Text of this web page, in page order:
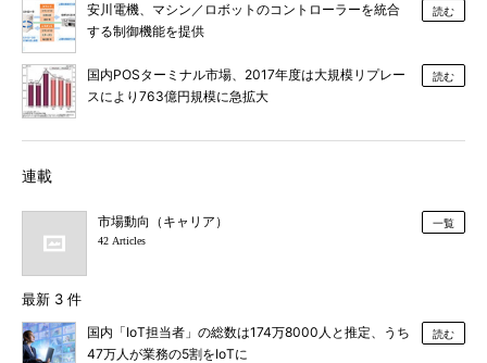
安川電機、マシン／ロボットのコントローラーを統合
する制御機能を提供
読む
国内POSターミナル市場、2017年度は大規模リプレー
スにより763億円規模に急拡大
読む
連載
市場動向（キャリア）
42 Articles
一覧
最新 3 件
国内「IoT担当者」の総数は174万8000人と推定、うち
47万人が業務の5割をIoTに
読む